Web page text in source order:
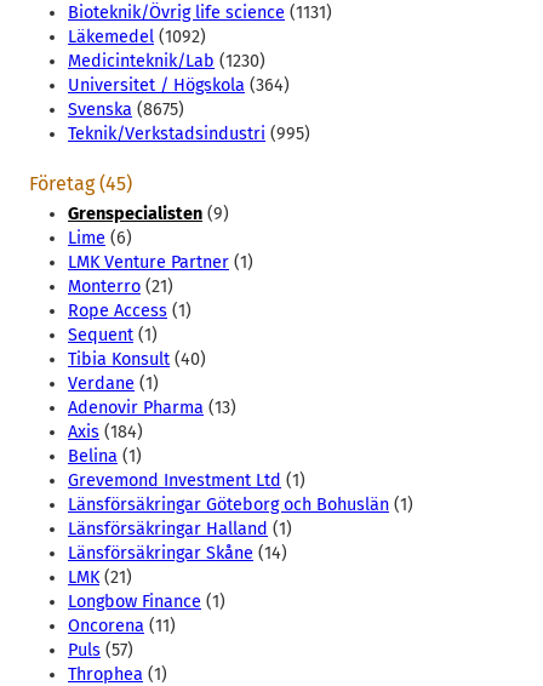
Bioteknik/Övrig life science (1131)
Läkemedel (1092)
Medicinteknik/Lab (1230)
Universitet / Högskola (364)
Svenska (8675)
Teknik/Verkstadsindustri (995)
Företag (45)
Grenspecialisten (9)
Lime (6)
LMK Venture Partner (1)
Monterro (21)
Rope Access (1)
Sequent (1)
Tibia Konsult (40)
Verdane (1)
Adenovir Pharma (13)
Axis (184)
Belina (1)
Grevemond Investment Ltd (1)
Länsförsäkringar Göteborg och Bohuslän (1)
Länsförsäkringar Halland (1)
Länsförsäkringar Skåne (14)
LMK(21)
Longbow Finance (1)
Oncorena (11)
Puls (57)
Throphea (1)